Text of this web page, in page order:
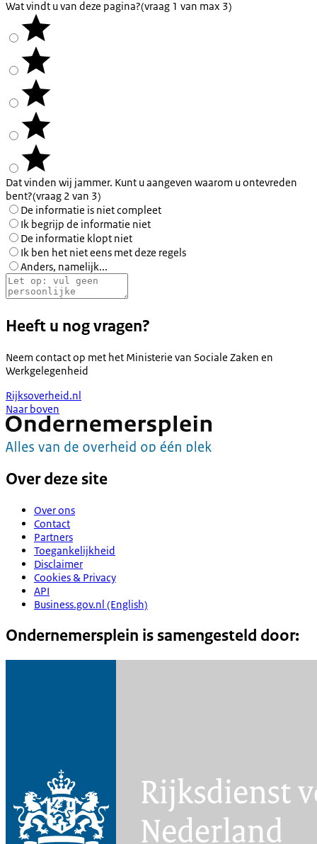
Wat vindt u van deze pagina?(vraag 1 van max 3)
Dat vinden wij jammer. Kunt u aangeven waarom u ontevreden
bent?(vraag 2 van 3)
De informatie is niet compleet
Ik begrijp de informatie niet
De informatie klopt niet
Ik ben het niet eens met deze regels
Anders, namelijk...
Heeft u nog vragen?
Neem contact op met het Ministerie van Sociale Zaken en
Werkgelegenheid
Rijksoverheid.nl
Naar boven
Over deze site
Over ons
Contact
Partners
Toegankelijkheid
Disclaimer
Cookies & Privacy
API
Business.gov.nl (English)
Ondernemersplein is samengesteld door: